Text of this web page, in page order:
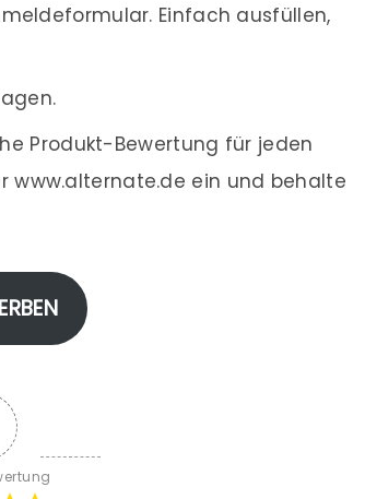
Einfach ausfüllen,
Produkt-Bewertung für jeden
www.alternate.de ein und behalte